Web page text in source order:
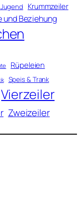
Krummzeiler
und Beziehung
Rüpeleien
Speis & Trank
Vierzeiler
Zweizeiler